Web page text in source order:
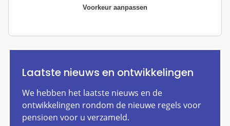
Voorkeur aanpassen
Laatste nieuws en ontwikkelingen
We hebben het laatste nieuws en de
ontwikkelingen rondom de nieuwe regels voor
pensioen voor u verzameld.